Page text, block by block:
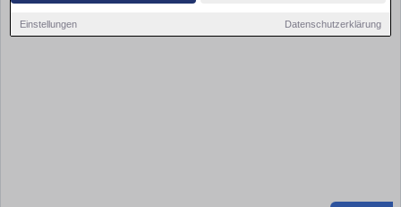
Einstellungen Datenschutzerklärung